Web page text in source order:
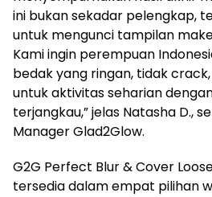
ini bukan sekadar pelengkap,
untuk mengunci tampilan
Kami ingin perempuan
bedak yang ringan, tidak
untuk aktivitas seharian
terjangkau,” jelas Natasha D.,
Manager Glad2Glow.
G2G Perfect Blur & Cover
tersedia dalam empat pilihan